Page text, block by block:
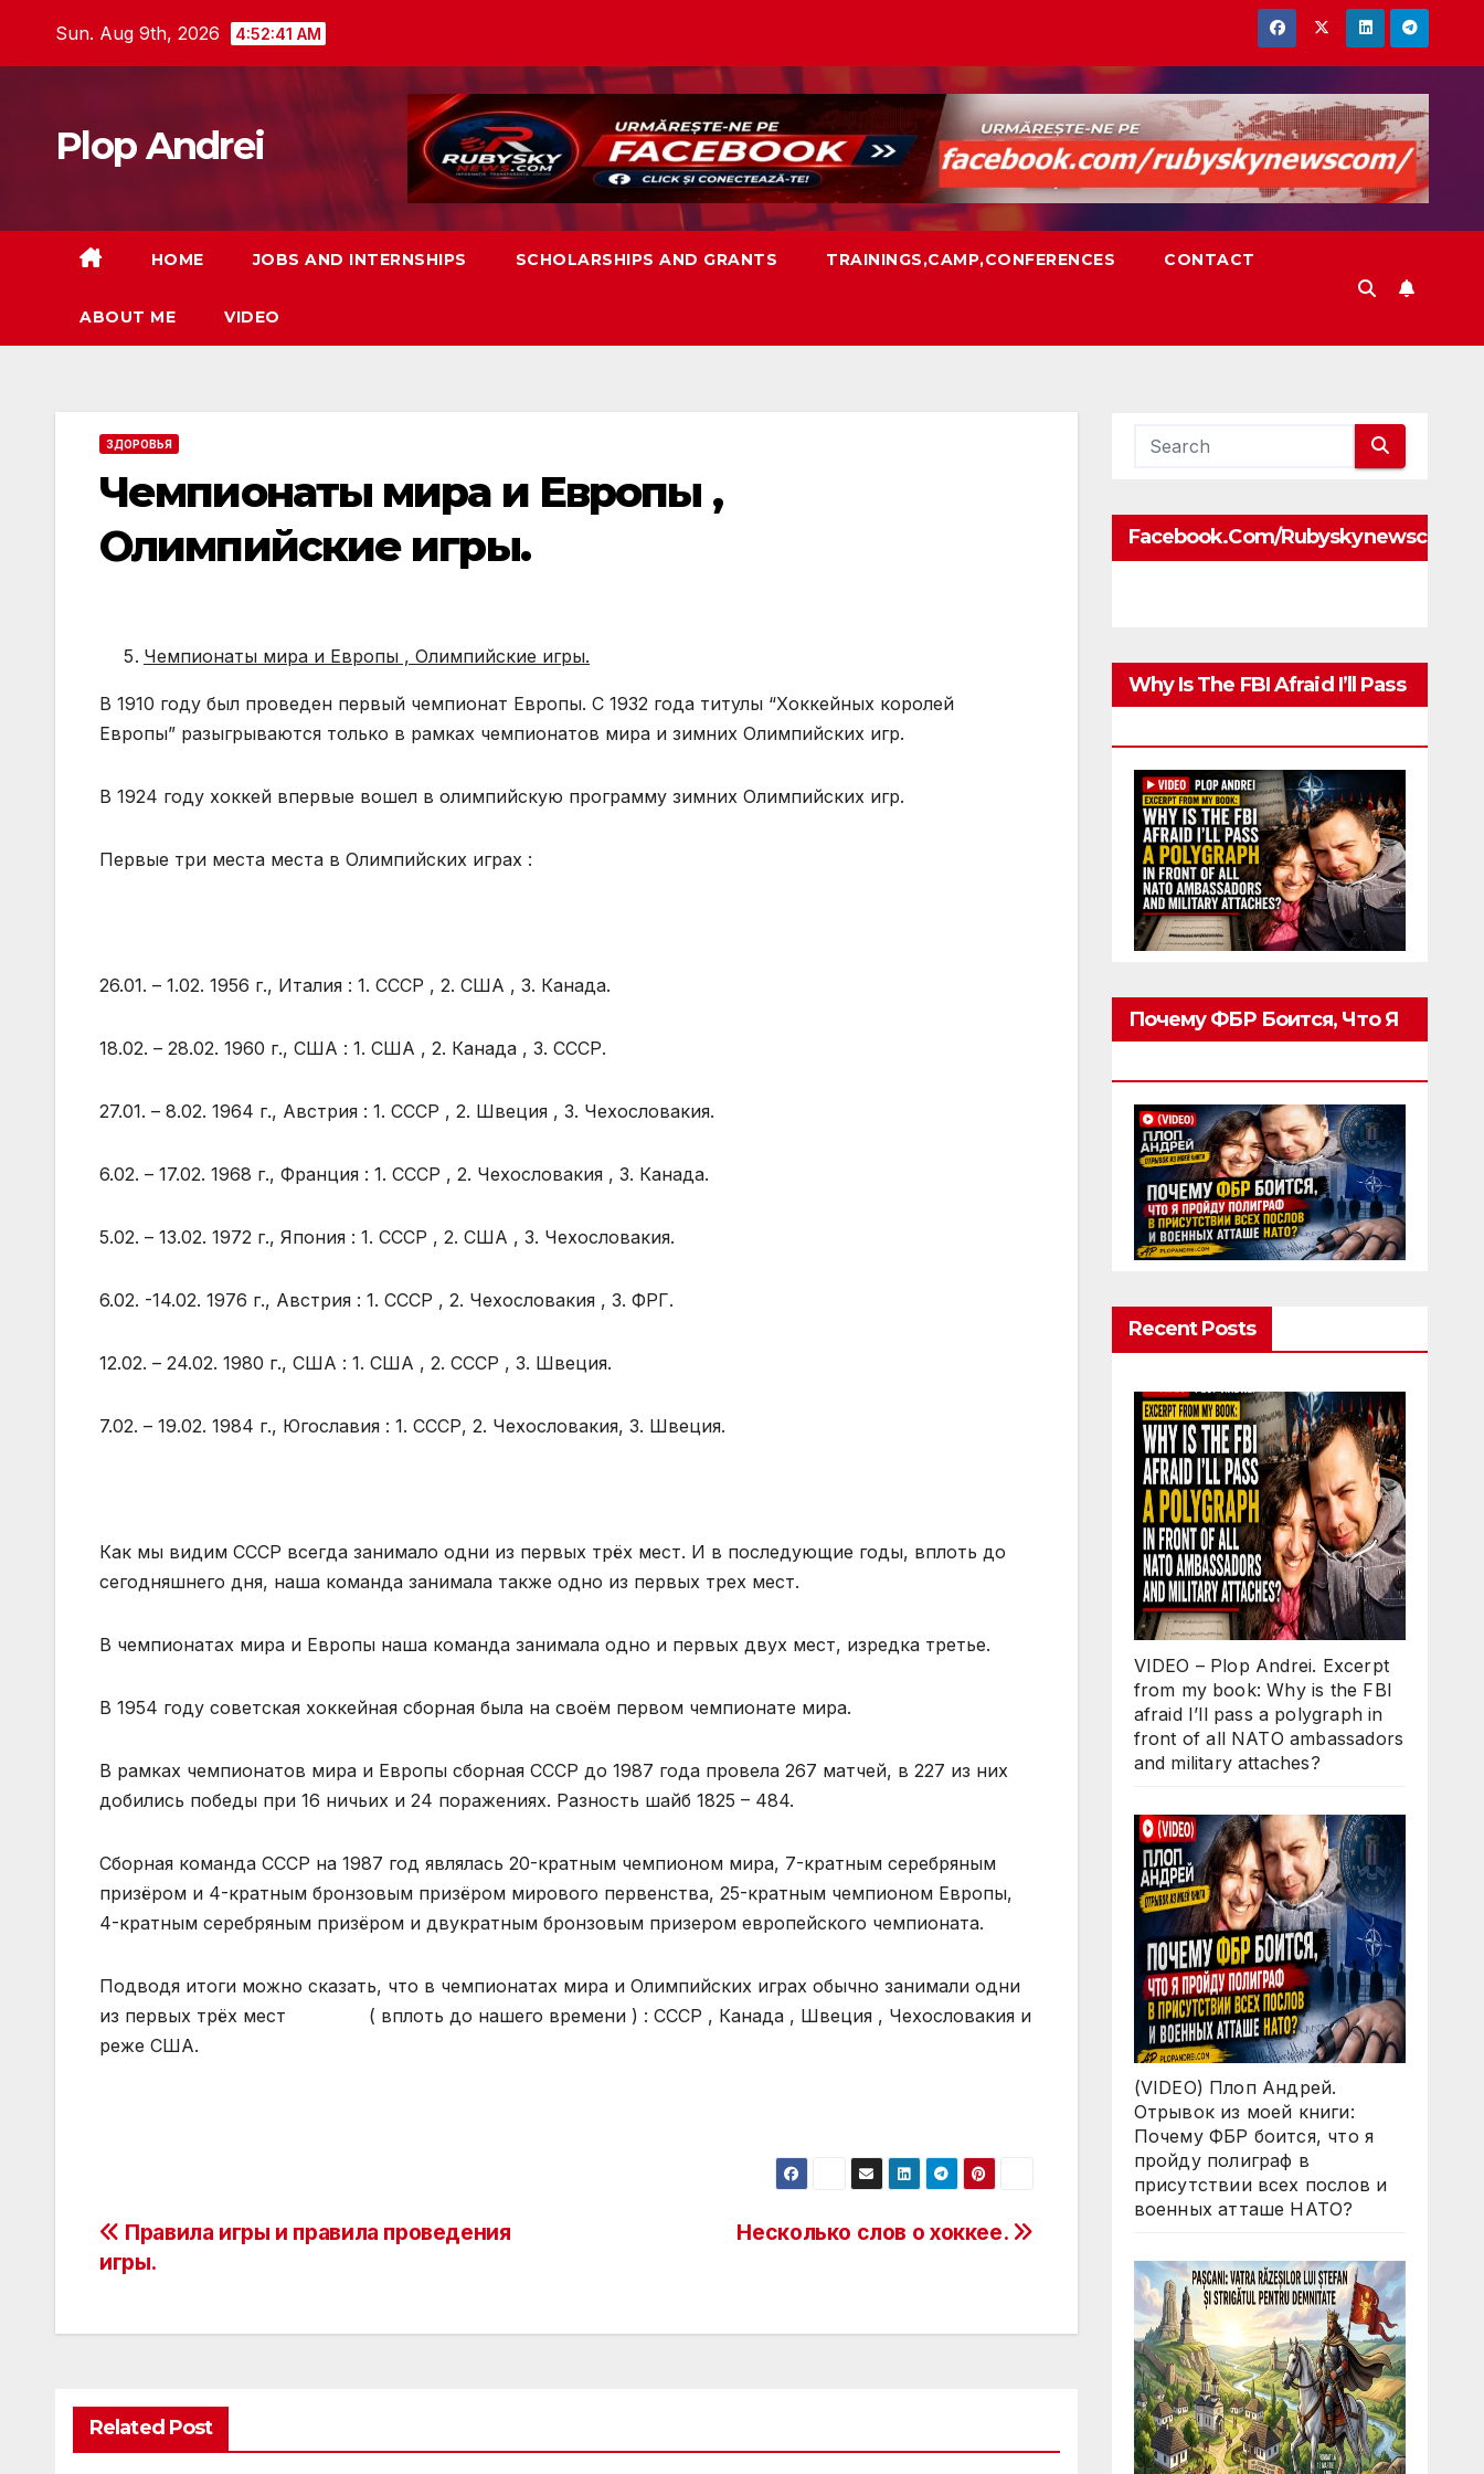
Sun. Aug 9th, 2026 4:52:42 AM
Plop Andrei
HOME JOBS AND INTERNSHIPS SCHOLARSHIPS AND GRANTS TRAININGS,CAMP,CONFERENCES CONTACT
ABOUT ME VIDEO
ЗДОРОВЬЯ
Чемпионаты мира и Европы ,
Олимпийские игры.
Чемпионаты мира и Европы , Олимпийские игры.
В 1910 году был проведен первый чемпионат Европы. С 1932 года титулы “Хоккейных королей
Европы” разыгрываются только в рамках чемпионатов мира и зимних Олимпийских игр.
В 1924 году хоккей впервые вошел в олимпийскую программу зимних Олимпийских игр.
Первые три места места в Олимпийских играх :
26.01. – 1.02. 1956 г., Италия : 1. СССР , 2. США , 3. Канада.
18.02. – 28.02. 1960 г., США : 1. США , 2. Канада , 3. СССР.
27.01. – 8.02. 1964 г., Австрия : 1. СССР , 2. Швеция , 3. Чехословакия.
6.02. – 17.02. 1968 г., Франция : 1. СССР , 2. Чехословакия , 3. Канада.
5.02. – 13.02. 1972 г., Япония : 1. СССР , 2. США , 3. Чехословакия.
6.02. -14.02. 1976 г., Австрия : 1. СССР , 2. Чехословакия , 3. ФРГ.
12.02. – 24.02. 1980 г., США : 1. США , 2. СССР , 3. Швеция.
7.02. – 19.02. 1984 г., Югославия : 1. СССР, 2. Чехословакия, 3. Швеция.
Как мы видим СССР всегда занимало одни из первых трёх мест. И в последующие годы, вплоть до
сегодняшнего дня, наша команда занимала также одно из первых трех мест.
В чемпионатах мира и Европы наша команда занимала одно и первых двух мест, изредка третье.
В 1954 году советская хоккейная сборная была на своём первом чемпионате мира.
В рамках чемпионатов мира и Европы сборная СССР до 1987 года провела 267 матчей, в 227 из них
добились победы при 16 ничьих и 24 поражениях. Разность шайб 1825 – 484.
Сборная команда СССР на 1987 год являлась 20-кратным чемпионом мира, 7-кратным серебряным
призёром и 4-кратным бронзовым призёром мирового первенства, 25-кратным чемпионом Европы,
4-кратным серебряным призёром и двукратным бронзовым призером европейского чемпионата.
Подводя итоги можно сказать, что в чемпионатах мира и Олимпийских играх обычно занимали одни
из первых трёх мест ( вплоть до нашего времени ) : СССР , Канада , Швеция , Чехословакия и
реже США.
Post
navigation
Несколько слов о хоккее.
Правила игры и правила проведения
игры.
Related Post
Facebook.com/rubyskynewscom
Why Is The FBI Afraid I’ll Pass
Почему ФБР Боится, Что Я
Recent Posts
VIDEO – Plop Andrei. Excerpt
from my book: Why is the FBI
afraid I’ll pass a polygraph in
front of all NATO ambassadors
and military attaches?
(VIDEO) Плоп Андрей.
Отрывок из моей книги:
Почему ФБР боится, что я
пройду полиграф в
присутствии всех послов и
военных атташе НАТО?